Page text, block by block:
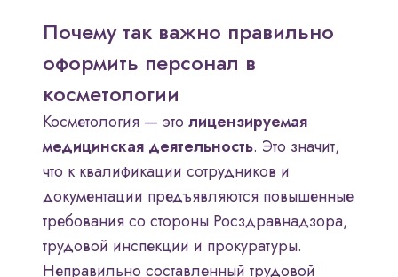
Почему так важно правильно
оформить персонал в
косметологии
Косметология — это лицензируемая
медицинская деятельность. Это значит,
что к квалификации сотрудников и
документации предъявляются повышенные
требования со стороны Росздравнадзора,
трудовой инспекции и прокуратуры.
Неправильно составленный трудовой